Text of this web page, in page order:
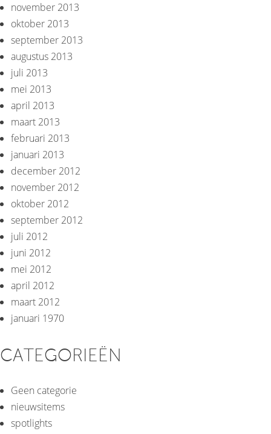
november 2013
oktober 2013
september 2013
augustus 2013
juli 2013
mei 2013
april 2013
maart 2013
februari 2013
januari 2013
december 2012
november 2012
oktober 2012
september 2012
juli 2012
juni 2012
mei 2012
april 2012
maart 2012
januari 1970
CATEGORIEËN
Geen categorie
nieuwsitems
spotlights